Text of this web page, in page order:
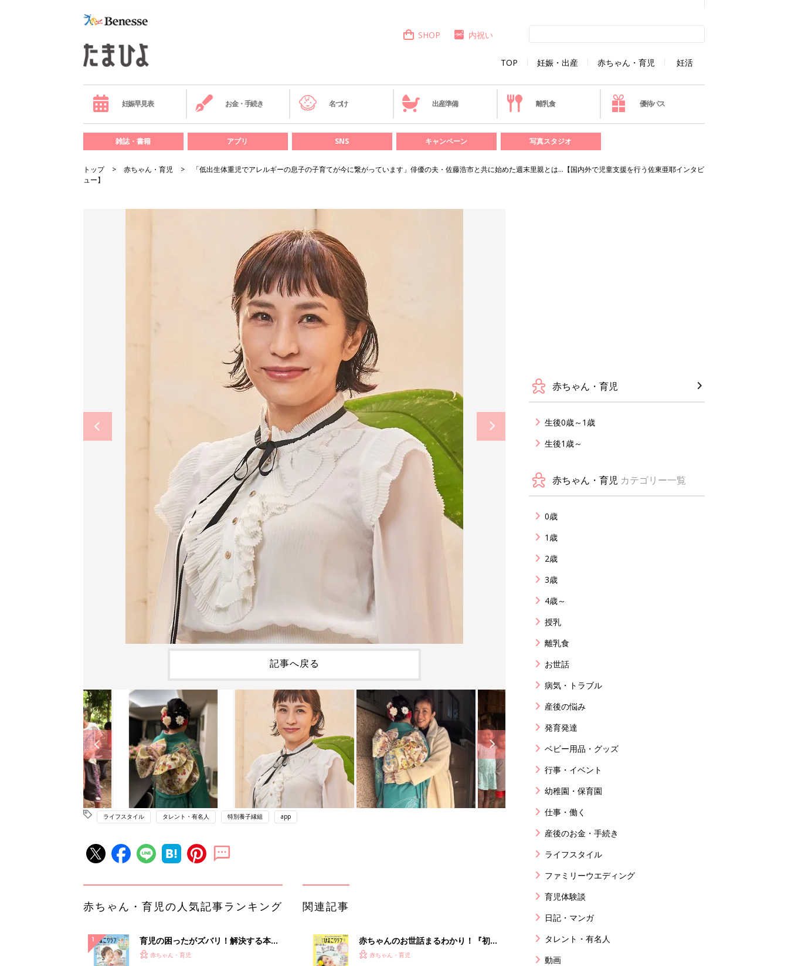
TOP 妊娠・出産 赤ちゃん・育児 妊活
SHOP 内祝い
妊娠早見表 お金・手続き 名づけ 出産準備 離乳食 優待パス
雑誌・書籍 アプリ SNS キャンペーン 写真スタジオ
トップ 赤ちゃん・育児
「低出生体重児でアレルギーの息子の子育てが今に繋がっています」俳優の夫・佐藤浩市と共に始めた週末里親とは…【国内外で児童支援を行う佐東亜耶インタビ
ュー】
記事へ戻る
ライフスタイル タレント・有名人 特別養子縁組 app
赤ちゃん・育児の人気記事ランキング
育児の困ったがズバリ！解決する本
『ひよこクラブ 夏号』 4カ月～2才
赤ちゃん・育児
関連記事
赤ちゃんのお世話まるわかり！『初め
てのひよこクラブ 夏号』〈巻頭大特
赤ちゃん・育児
赤ちゃん・育児
生後0歳～1歳
生後1歳～
赤ちゃん・育児 カテゴリー一覧
0歳
1歳
2歳
3歳
4歳～
授乳
離乳食
お世話
病気・トラブル
産後の悩み
発育発達
ベビー用品・グッズ
行事・イベント
幼稚園・保育園
仕事・働く
産後のお金・手続き
ライフスタイル
ファミリーウエディング
育児体験談
日記・マンガ
タレント・有名人
動画